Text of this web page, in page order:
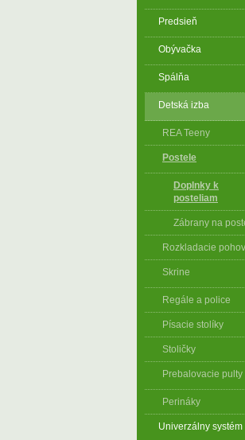
Predsieň
Obývačka
Spálňa
Detská izba
REA Teeny
Postele
Doplnky k
posteliam
Zábrany na
Rozkladacie
Skrine
Regále a police
Písacie stolíky
Stoličky
Prebalovacie pulty
Perináky
Univerzálny systém